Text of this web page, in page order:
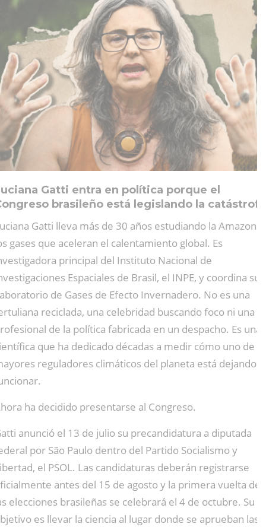
Gatti entra en política porque el
brasileño está legislando la
Gatti lleva más de 30 años estudiando la
gases que aceleran el calentamiento global. Es
principal del Instituto Nacional de
Espaciales de Brasil, el INPE, y coordina su
de Gases de Efecto Invernadero. No es una
reciclada, una celebridad buscando foco ni una
de la política fabricada en un despacho. Es una
que ha dedicado décadas a medir cómo uno de
reguladores climáticos del planeta está dejando
ha decidido presentarse al Congreso.
anunció el 13 de julio su precandidatura a diputada
por São Paulo dentro del Partido Socialismo y
el PSOL. Las candidaturas deberán registrarse
antes del 15 de agosto y la primera vuelta de
elecciones brasileñas se celebrará el 4 de octubre. Su
es llevar la ciencia al lugar donde se aprueban las